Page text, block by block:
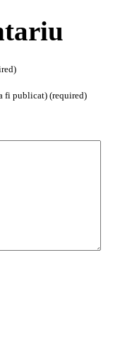
fi publicat) (required)